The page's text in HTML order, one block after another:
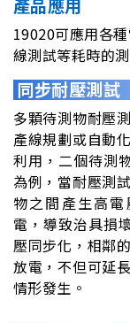
產品應用
19020可應用各
線測試等耗時的測
同步耐壓測試
多顆待測物耐壓
產線規劃或自動
利用，二個待測
為例，當耐壓測
物之間產生高
電，導致治具損
壓同步化，相鄰
放電，不但可延
情形發生。